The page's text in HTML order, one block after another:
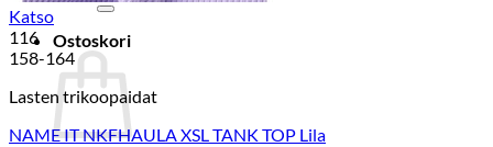
Ostoskori
Katso
116
158-164
Lasten trikoopaidat
NAME IT NKFHAULA XSL TANK TOP Lila